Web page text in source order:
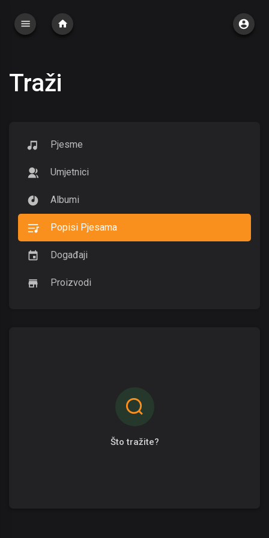
Traži
Pjesme
Umjetnici
Albumi
Popisi Pjesama
Događaji
Proizvodi
Što tražite?